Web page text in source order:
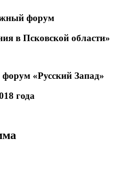
форум
в Псковской области»
«Русский Запад»
года